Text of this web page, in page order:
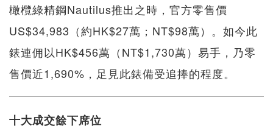
橄欖綠精鋼Nautilus推出之時，官方零售價
US$34,983（約HK$27萬；NT$98萬）。如今此
錶連佣以HK$456萬（NT$1,730萬）易手，乃零
售價近1,690%，足見此錶備受追捧的程度。
十大成交餘下席位